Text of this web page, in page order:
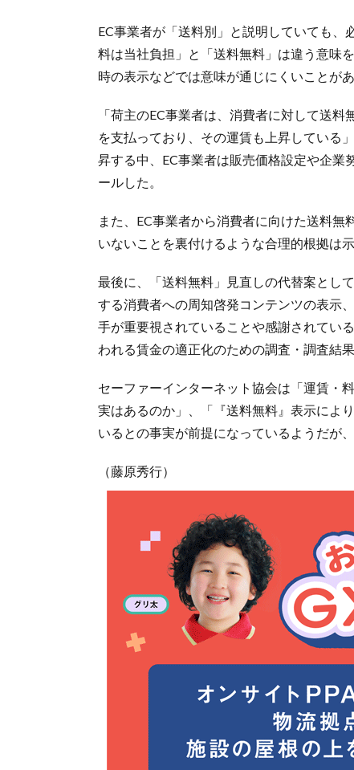
EC事業者が「送料別」と説明していても
料は当社負担」と「送料無料」は違う意味
時の表示などでは意味が通じにくいことが
「荷主のEC事業者は、消費者に対して送
を支払っており、その運賃も上昇している
昇する中、EC事業者は販売価格設定や企
ールした。
また、EC事業者から消費者に向けた送料
いないことを裏付けるような合理的根拠は
最後に、「送料無料」見直しの代替案とし
する消費者への周知啓発コンテンツの表示
手が重要視されていることや感謝されてい
われる賃金の適正化のための調査・調査結
セーファーインターネット協会は「運賃・
実はあるのか」、「『送料無料』表示によ
いるとの事実が前提になっているようだが
（藤原秀行）